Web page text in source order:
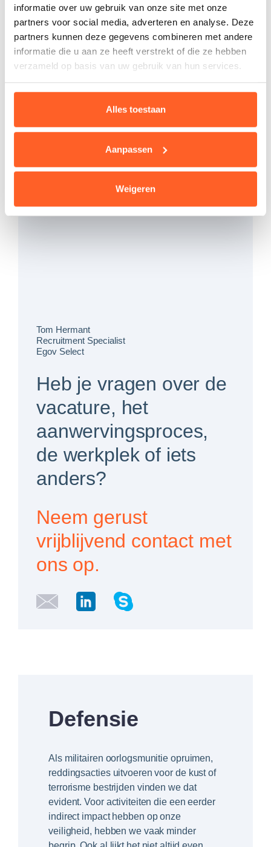
informatie over uw gebruik van onze site met onze
partners voor social media, adverteren en analyse. Deze
partners kunnen deze gegevens combineren met andere
informatie die u aan ze heeft verstrekt of die ze hebben
verzameld op basis van uw gebruik van hun services.
Alles toestaan
Aanpassen
Weigeren
De mogelijkheid gebruik te maken van de diensten
van een kinderdagverblijf binnen het militaire
kwartier.
Deel deze vacature via Facebook
of
Tom Hermant
Recruitment Specialist
Egov Select
Heb je vragen over de
vacature, het
aanwervingsproces,
de werkplek of iets
anders?
Neem gerust
vrijblijvend contact met
ons op.
Defensie
Als militairen oorlogsmunitie opruimen,
reddingsacties uitvoeren voor de kust of
terrorisme bestrijden vinden we dat
evident. Voor activiteiten die een eerder
indirect impact hebben op onze
veiligheid, hebben we vaak minder